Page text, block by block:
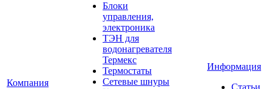
Компания
Блоки
управления,
электроника
ТЭН для
водонагревателя
Термекс
Термостаты
Сетевые шнуры
Информация
Статьи